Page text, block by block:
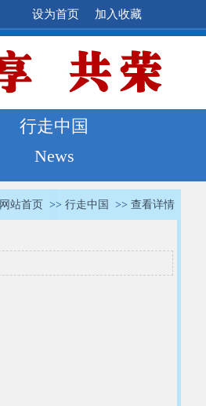
加入收藏
设为首页
行走中国
News
网站首页 >> 行走中国 >> 查看详情